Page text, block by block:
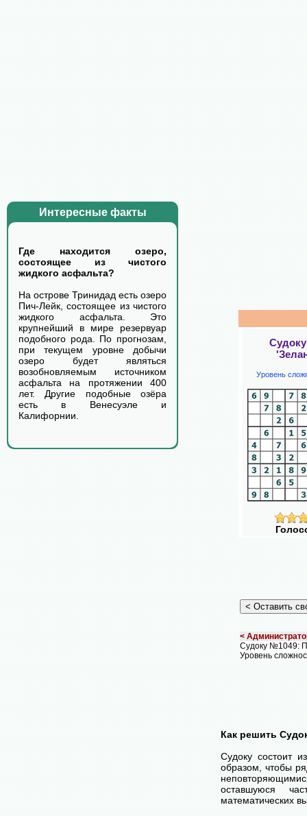
Интересные факты
Где находится озеро,
состоящее из чистого
жидкого асфальта?
На острове Тринидад есть озеро
Пич-Лейк, состоящее из чистого
жидкого асфальта. Это
крупнейший в мире резервуар
подобного рода. По прогнозам,
при текущем уровне добычи
озеро будет являться
возобновляемым источником
асфальта на протяжении 400
лет. Другие подобные озёра
есть в Венесуэле и
Калифорнии.
Уровень
<
Судоку №1049:
Уровень
Как решить
Судоку состоит
образом, чтобы
оставшуюся
математических